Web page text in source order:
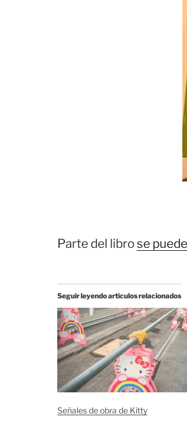
Parte del librose
Seguir leyendo artículos relacionados
Señales de obra de Kitty